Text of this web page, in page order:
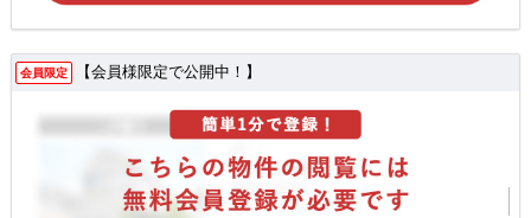
会員限定 【会員様限定で公開中！】